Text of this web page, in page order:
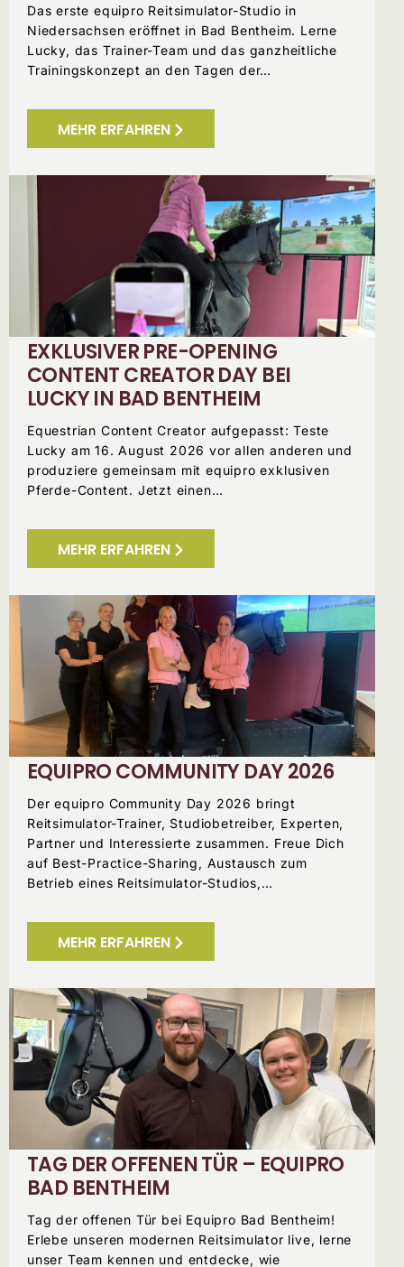
Das erste equipro Reitsimulator-Studio in
Niedersachsen eröffnet in Bad Bentheim. Lerne
Lucky, das Trainer-Team und das ganzheitliche
Trainingskonzept an den Tagen der…
MEHR ERFAHREN
EXKLUSIVER PRE-OPENING
CONTENT CREATOR DAY BEI
LUCKY IN BAD BENTHEIM
Equestrian Content Creator aufgepasst: Teste
Lucky am 16. August 2026 vor allen anderen und
produziere gemeinsam mit equipro exklusiven
Pferde-Content. Jetzt einen…
MEHR ERFAHREN
EQUIPRO COMMUNITY DAY 2026
Der equipro Community Day 2026 bringt
Reitsimulator-Trainer, Studiobetreiber, Experten,
Partner und Interessierte zusammen. Freue Dich
auf Best-Practice-Sharing, Austausch zum
Betrieb eines Reitsimulator-Studios,…
MEHR ERFAHREN
TAG DER OFFENEN TÜR – EQUIPRO
BAD BENTHEIM
Tag der offenen Tür bei Equipro Bad Bentheim!
Erlebe unseren modernen Reitsimulator live, lerne
unser Team kennen und entdecke, wie